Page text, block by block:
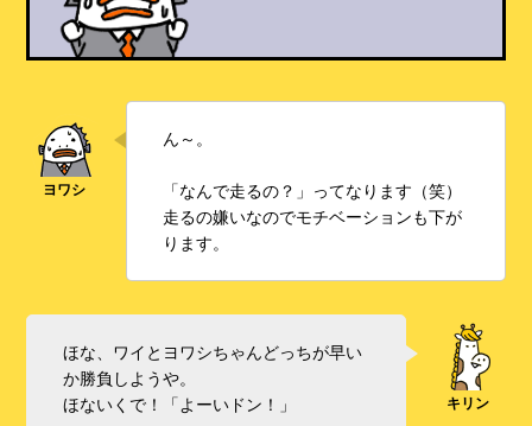
ん～。
「なんで走るの？」ってなります（笑）
走るの嫌いなのでモチベーションも下が
ります。
ほな、ワイとヨワシちゃんどっちが早い
か勝負しようや。
ほないくで！「よーいドン！」